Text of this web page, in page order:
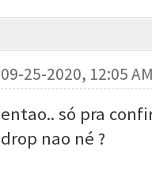
09-25-2020, 12:05
entao.. só pra
drop nao né ?